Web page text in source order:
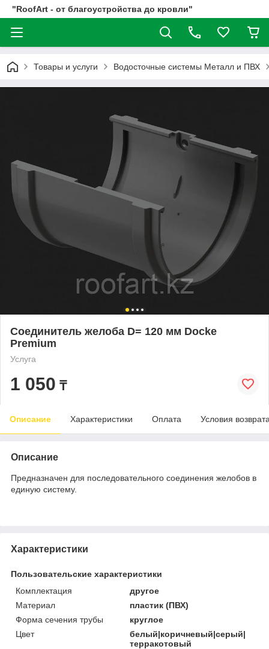
"RoofArt - от благоустройства до кровли"
Товары и услуги Водосточные системы Металл и ПВХ
Соединитель желоба D= 120 мм Docke
Premium
Услуга
1 050 ₸
Описание Характеристики Оплата Условия
Описание
Предназначен для последовательного соединения желобов в
единую систему.
Характеристики
Пользовательские характеристики
Комплектация
другое
Материал
пластик (ПВХ)
Форма сечения трубы
круглое
Цвет
белый|коричневый|серый|
терракотовый